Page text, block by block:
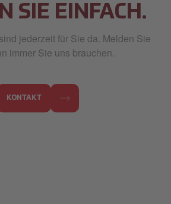
SIE EINFACH.
jederzeit für Sie da. Melden Sie
immer Sie uns brauchen.
KONTAKT